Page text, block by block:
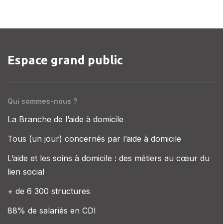
Espace grand public
Qui sommes-nous ?
La Branche de l’aide à domicile
Tous (un jour) concernés par l’aide à domicile
L’aide et les soins à domicile : des métiers au cœur du
lien social
+ de 6 300 structures
88% de salariés en CDI